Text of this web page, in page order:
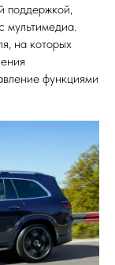
поддержкой,
мультимедиа.
на которых
функциями